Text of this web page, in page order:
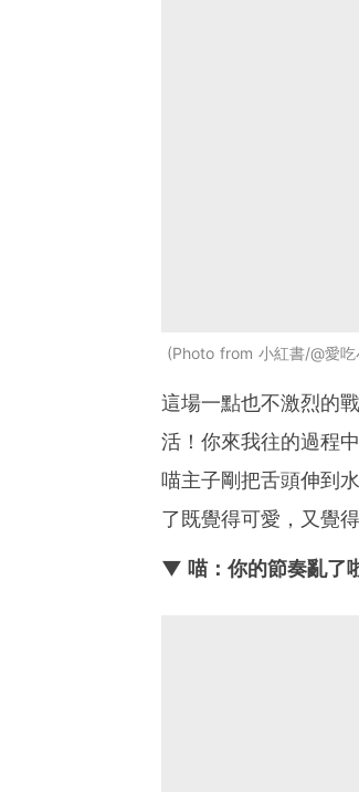
Photo from 小紅書/@愛吃
這場一點也不激烈的
活！你來我往的過程
喵主子剛把舌頭伸到
了既覺得可愛，又覺
▼ 喵：你的節奏亂了